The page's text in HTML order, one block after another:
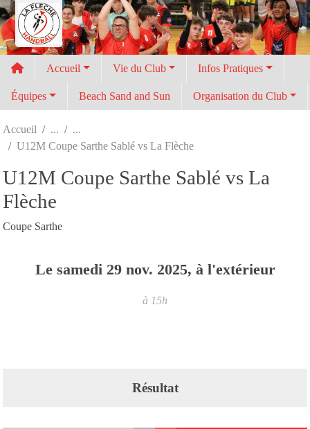
Accueil Vie du Club Infos Pratiques
Équipes Beach Sand and Sun Organisation du Club
Accueil
U12M Coupe Sarthe Sablé vs La Flèche
U12M Coupe Sarthe Sablé vs La
Flèche
Coupe Sarthe
Le samedi 29 nov. 2025, à l'extérieur
à 15h
Résultat
Panneau de gestion des cookies